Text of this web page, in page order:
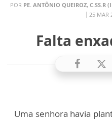
POR PE. ANTÔNIO QUEIROZ, C.SS.R
25 MAR
Falta
Uma senhora havia